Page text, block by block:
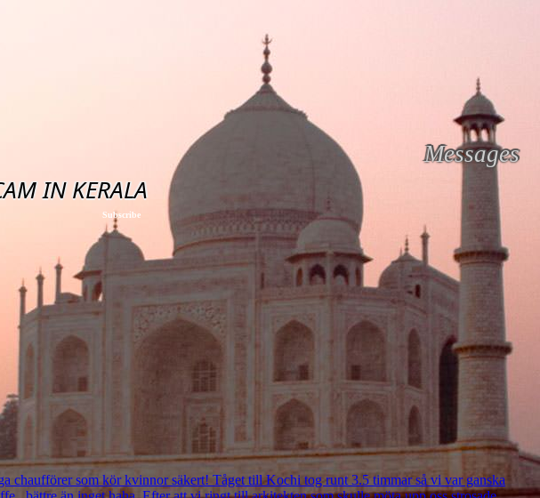
Messages
Subscribe
IN KERALA
som kör kvinnor säkert! Tåget till Kochi tog runt 3.5 timmar så vi var ganska